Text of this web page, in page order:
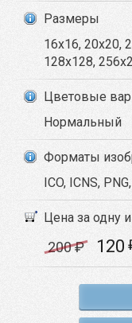
Размеры
16x16, 20x20,
128x128,
Цветовые
Нормальный
Форматы
ICO, ICNS,
Цена за одну
200₽ 120